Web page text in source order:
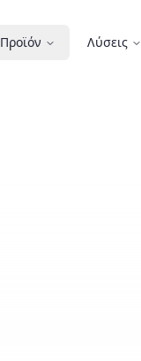
Προϊόν Λύσεις